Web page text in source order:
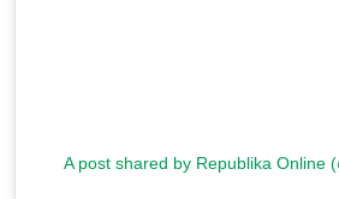
A post shared by Republika Online